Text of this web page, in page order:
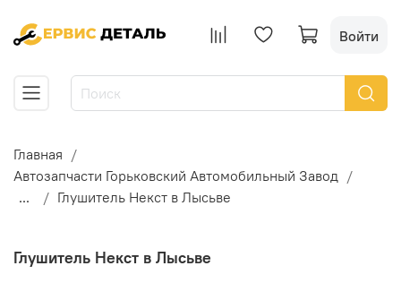
Войти
Главная
Автозапчасти Горьковский Автомобильный Завод
...
Глушитель Некст в Лысьве
Глушитель Некст в Лысьве